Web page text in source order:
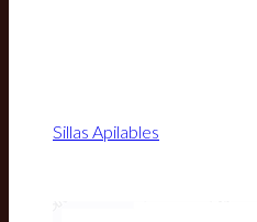
Sillas Apilables